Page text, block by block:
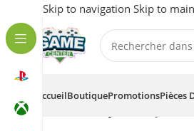
Skip to navigation Skip to
AccueilBoutiquePromotionsPièces